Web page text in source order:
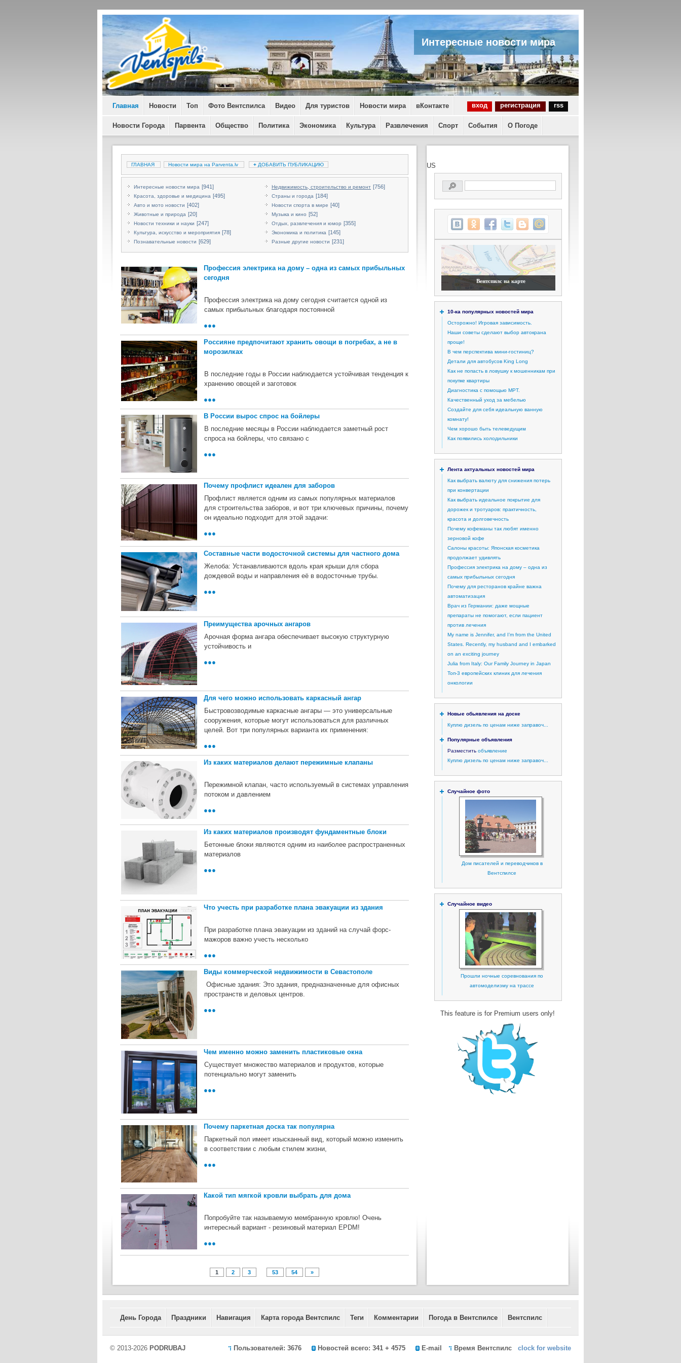
Интересные новости мира
Главная Новости Топ Фото Вентспилса Видео Для туристов Новости мира вКонтакте вход регистрация rss
Новости Города Парвента Общество Политика Экономика Культура Развлечения Спорт События О Погоде
ГЛАВНАЯ Новости мира на Parventa.lv + ДОБАВИТЬ ПУБЛИКАЦИЮ
Интересные новости мира [941] Недвижимость, строительство и ремонт [756]
Красота, здоровье и медицина [495] Страны и города [184]
Авто и мото новости [402] Новости спорта в мире [40]
Животные и природа [20] Музыка и кино [52]
Новости техники и науки [247] Отдых, развлечения и юмор [355]
Культура, искусство и мероприятия [78] Экономика и политика [145]
Познавательные новости [629] Разные другие новости [231]
Профессия электрика на дому – одна из самых прибыльных
сегодня
Профессия электрика на дому сегодня считается одной из
самых прибыльных благодаря постоянной
●●●
Россияне предпочитают хранить овощи в погребах, а не в
морозилках
В последние годы в России наблюдается устойчивая тенденция к
хранению овощей и заготовок
●●●
В России вырос спрос на бойлеры
В последние месяцы в России наблюдается заметный рост
спроса на бойлеры, что связано с
●●●
Почему профлист идеален для заборов
Профлист является одним из самых популярных материалов
для строительства заборов, и вот три ключевых причины, почему
он идеально подходит для этой задачи:
●●●
Составные части водосточной системы для частного дома
Желоба: Устанавливаются вдоль края крыши для сбора
дождевой воды и направления её в водосточные трубы.
●●●
Преимущества арочных ангаров
Арочная форма ангара обеспечивает высокую структурную
устойчивость и
●●●
Для чего можно использовать каркасный ангар
Быстровозводимые каркасные ангары — это универсальные
сооружения, которые могут использоваться для различных
целей. Вот три популярных варианта их применения:
●●●
Из каких материалов делают пережимные клапаны
Пережимной клапан, часто используемый в системах управления
потоком и давлением
●●●
Из каких материалов производят фундаментные блоки
Бетонные блоки являются одним из наиболее распространенных
материалов
●●●
Что учесть при разработке плана эвакуации из здания
При разработке плана эвакуации из зданий на случай форс-
мажоров важно учесть несколько
●●●
Виды коммерческой недвижимости в Севастополе
Офисные здания: Это здания, предназначенные для офисных
пространств и деловых центров.
●●●
Чем именно можно заменить пластиковые окна
Существует множество материалов и продуктов, которые
потенциально могут заменить
●●●
Почему паркетная доска так популярна
Паркетный пол имеет изысканный вид, который можно изменить
в соответствии с любым стилем жизни,
●●●
Какой тип мягкой кровли выбрать для дома
Попробуйте так называемую мембранную кровлю! Очень
интересный вариант - резиновый материал EPDM!
●●●
1 2 3 53 54 »
US
Вентспилс на карте
10-ка популярных новостей мира
Осторожно! Игровая зависимость.
Наши советы сделают выбор автокрана
проще!
В чем перспектива мини-гостиниц?
Детали для автобусов King Long
Как не попасть в ловушку к мошенникам при
покупке квартиры
Диагностика с помощью МРТ.
Качественный уход за мебелью
Создайте для себя идеальную ванную
комнату!
Чем хорошо быть телеведущим
Как появились холодильники
Лента актуальных новостей мира
Как выбрать валюту для снижения потерь
при конвертации
Как выбрать идеальное покрытие для
дорожек и тротуаров: практичность,
красота и долговечность
Почему кофеманы так любят именно
зерновой кофе
Салоны красоты: Японская косметика
продолжает удивлять
Профессия электрика на дому – одна из
самых прибыльных сегодня
Почему для ресторанов крайне важна
автоматизация
Врач из Германии: даже мощные
препараты не помогают, если пациент
против лечения
My name is Jennifer, and I’m from the United
States. Recently, my husband and I embarked
on an exciting journey
Julia from Italy: Our Family Journey in Japan
Топ-3 европейских клиник для лечения
онкологии
Новые обьявления на доске
Куплю дизель по ценам ниже заправоч...
Популярные объявления
Разместить объявление
Куплю дизель по ценам ниже заправоч...
Случайное фото
Дом писателей и переводчиков в
Вентспилсе
Случайное видео
Прошли ночные соревнования по
автомоделизму на трассе
This feature is for Premium users only!
День Города Праздники Навигация Карта города Вентспилс Теги Комментарии Погода в Вентспилсе Вентспилс
Пользователей: 3676 Новостей всего: 341 + 4575 E-mail Время Вентспилс clock for website
© 2013-2026 PODRUBAJ